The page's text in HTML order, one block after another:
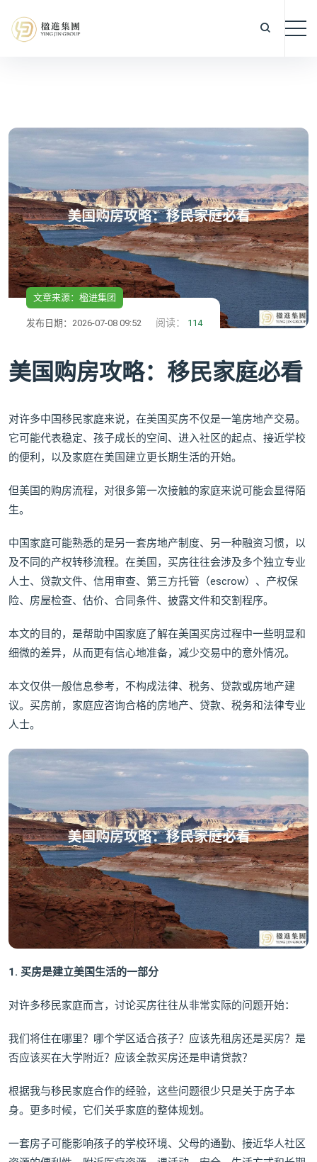
文章来源：楹进集团
发布日期：2026-07-08 09:52 阅读： 114
美国购房攻略：移民家庭必看
对许多中国移民家庭来说，在美国买房不仅是一笔房地产交易。
它可能代表稳定、孩子成长的空间、进入社区的起点、接近学校
的便利，以及家庭在美国建立更长期生活的开始。
但美国的购房流程，对很多第一次接触的家庭来说可能会显得陌
生。
中国家庭可能熟悉的是另一套房地产制度、另一种融资习惯，以
及不同的产权转移流程。在美国，买房往往会涉及多个独立专业
人士、贷款文件、信用审查、第三方托管（escrow）、产权保
险、房屋检查、估价、合同条件、披露文件和交割程序。
本文的目的，是帮助中国家庭了解在美国买房过程中一些明显和
细微的差异，从而更有信心地准备，减少交易中的意外情况。
本文仅供一般信息参考，不构成法律、税务、贷款或房地产建
议。买房前，家庭应咨询合格的房地产、贷款、税务和法律专业
人士。
1. 买房是建立美国生活的一部分
对许多移民家庭而言，讨论买房往往从非常实际的问题开始：
我们将住在哪里？哪个学区适合孩子？应该先租房还是买房？是
否应该买在大学附近？应该全款买房还是申请贷款？
根据我与移民家庭合作的经验，这些问题很少只是关于房子本
身。更多时候，它们关乎家庭的整体规划。
一套房子可能影响孩子的学校环境、父母的通勤、接近华人社区